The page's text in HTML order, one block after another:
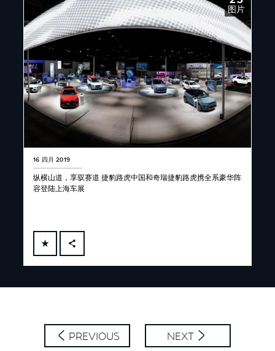
图片
16 四月 2019
纵横山道，享驭赛道 捷豹路虎中国和奇瑞捷豹路虎携全系豪华阵
容登陆上海车展
SHARE
PREVIOUS NEXT